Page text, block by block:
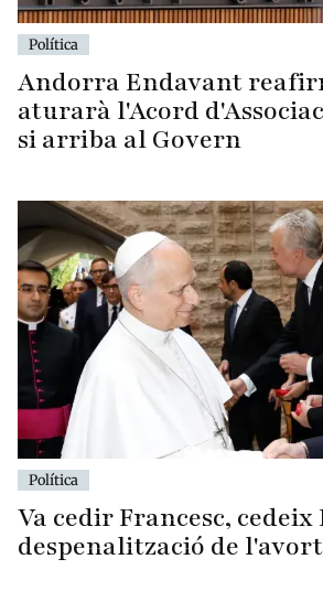
Política
Andorra Endavant
aturarà l'Acord
si arriba al Govern
Política
Va cedir Francesc,
despenalització de